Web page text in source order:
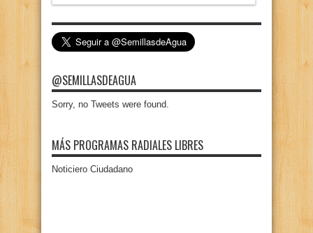
@SEMILLASDEAGUA
Sorry, no Tweets were found.
MÁS PROGRAMAS RADIALES LIBRES
Noticiero Ciudadano